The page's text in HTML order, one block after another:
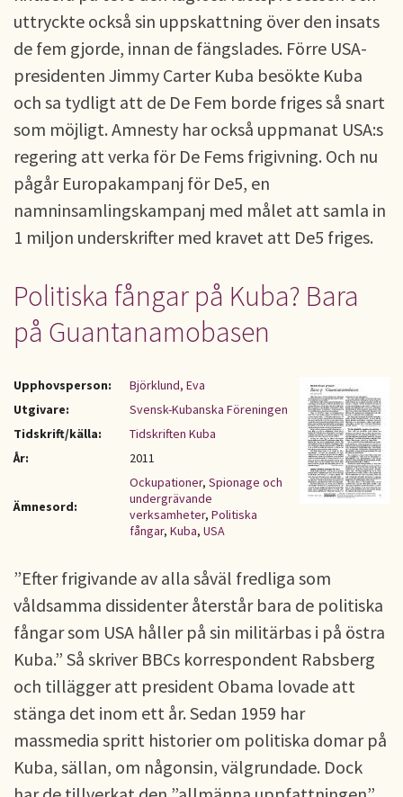
uttryckte också sin uppskattning över den insats
de fem gjorde, innan de fängslades. Förre USA-
presidenten Jimmy Carter Kuba besökte Kuba
och sa tydligt att de De Fem borde friges så snart
som möjligt. Amnesty har också uppmanat USA:s
regering att verka för De Fems frigivning. Och nu
pågår Europakampanj för De5, en
namninsamlingskampanj med målet att samla in
1 miljon underskrifter med kravet att De5 friges.
Politiska fångar på Kuba? Bara
på Guantanamobasen
Upphovsperson:
Björklund, Eva
Utgivare:
Svensk-Kubanska Föreningen
Tidskrift/källa:
Tidskriften Kuba
År:
2011
Ämnesord:
Ockupationer, Spionage och
undergrävande
verksamheter, Politiska
fångar, Kuba, USA
”Efter frigivande av alla såväl fredliga som
våldsamma dissidenter återstår bara de politiska
fångar som USA håller på sin militärbas i på östra
Kuba.” Så skriver BBCs korrespondent Rabsberg
och tillägger att president Obama lovade att
stänga det inom ett år. Sedan 1959 har
massmedia spritt historier om politiska domar på
Kuba, sällan, om någonsin, välgrundade. Dock